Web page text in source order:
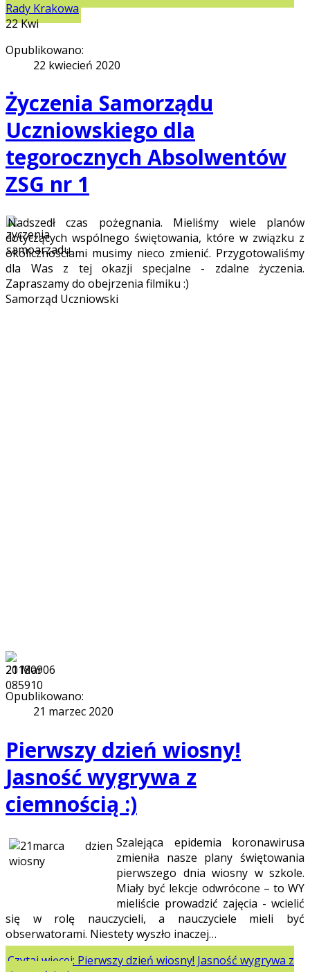
Rady Krakowa
22Kwi
Opublikowano:
22 kwiecień 2020
Życzenia Samorządu
Uczniowskiego dla
tegorocznych Absolwentów
ZSG nr 1
Nadszedł czas pożegnania. Mieliśmy wiele planów
dotyczących wspólnego świętowania, które w związku z
okolicznościami musimy nieco zmienić. Przygotowaliśmy
dla Was z tej okazji specjalne - zdalne życzenia.
Zapraszamy do obejrzenia filmiku :)
Samorząd Uczniowski
21Mar
Opublikowano:
21 marzec 2020
Pierwszy dzień wiosny!
Jasność wygrywa z
ciemnością :)
Szalejąca epidemia koronawirusa
zmieniła nasze plany świętowania
pierwszego dnia wiosny w szkole.
Miały być lekcje odwrócone – to WY
mieliście prowadzić zajęcia - wcielić
się w rolę nauczycieli, a nauczyciele mieli być
obserwatorami. Niestety wyszło inaczej…
Czytaj więcej: Pierwszy dzień wiosny! Jasność wygrywa z